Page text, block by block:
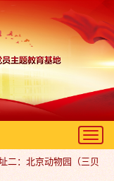
二：北京动物园（三贝